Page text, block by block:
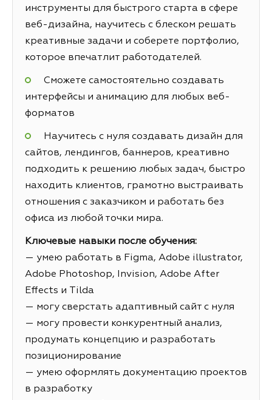
инструменты для быстрого старта в сфере
веб-дизайна, научитесь с блеском решать
креативные задачи и соберете портфолио,
которое впечатлит работодателей.
Сможете самостоятельно создавать
интерфейсы и анимацию для любых веб-
форматов
Научитесь с нуля создавать дизайн для
сайтов, лендингов, баннеров, креативно
подходить к решению любых задач, быстро
находить клиентов, грамотно выстраивать
отношения с заказчиком и работать без
офиса из любой точки мира.
Ключевые навыки после обучения:
— умею работать в Figma, Adobe illustrator,
Adobe Photoshop, Invision, Adobe After
Effects и Tilda
— могу сверстать адаптивный сайт с нуля
— могу провести конкурентный анализ,
продумать концепцию и разработать
позиционирование
— умею оформлять документацию проектов
в разработку